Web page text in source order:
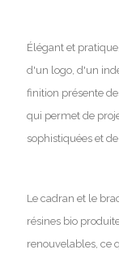
Élégant et
d'un logo, d'un
finition présente
qui permet de
sophistiquées et
Le cadran et le
résines bio
renouvelables, ce